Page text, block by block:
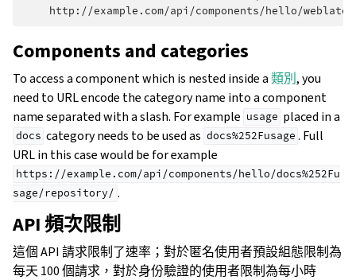
Components and categories
To access a component which is nested inside a類別, you
need to URL encode the category name into a component
name separated with a slash. For example usage placed in a
docs category needs to be used as docs%252Fusage . Full
URL in this case would be for example
https://example.com/api/components/hello/docs%252Fu
sage/repository/ .
API 頻次限制
這個 API 請求限制了速率；對於匿名使用者預設組態限制為
每天 100 個請求，對於身份驗證的使用者限制為每小時